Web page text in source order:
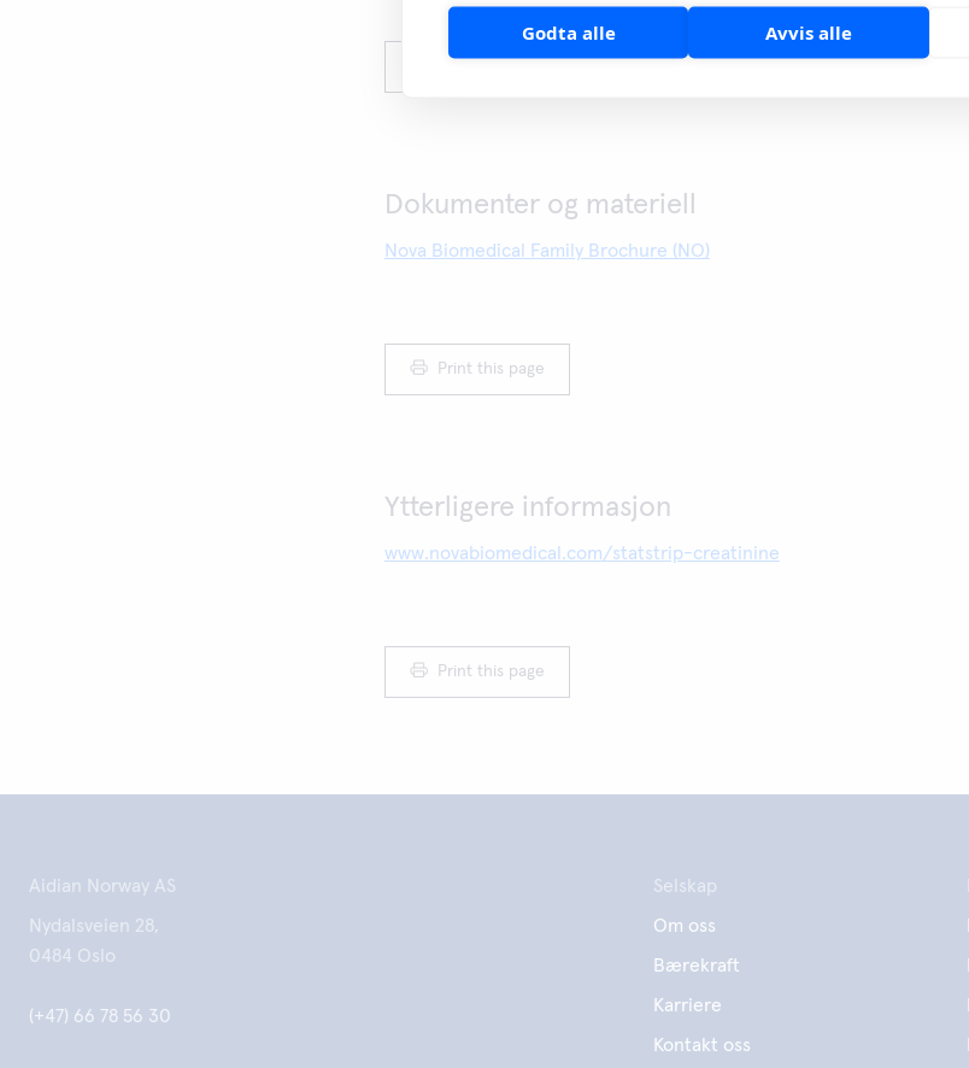
Godta alle Avvis alle
Dokumenter og materiell
Nova Biomedical Family Brochure (NO)
Print this page
Ytterligere informasjon
www.novabiomedical.com/statstrip-creatinine
Print this page
Aidian Norway AS
Nydalsveien 28,
0484 Oslo
(+47) 66 78 56 30
Selskap
Om oss
Bærekraft
Karriere
Kontakt oss